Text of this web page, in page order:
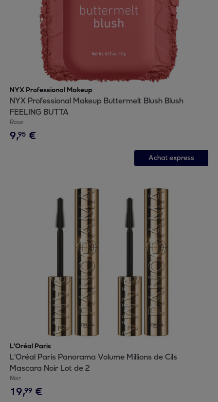
NYX Professional Makeup
NYX Professional Makeup Buttermelt Blush Blush
FEELING BUTTA
Rose
9,95 €
Achat express
L'Oréal Paris
L'Oréal Paris Panorama Volume Millions de Cils
Mascara Noir Lot de 2
Noir
19,99 €